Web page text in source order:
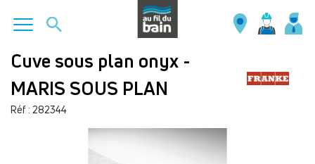
Aller
contenu
principal
Cuve sous plan onyx -
MARIS SOUS PLAN
Réf : 282344